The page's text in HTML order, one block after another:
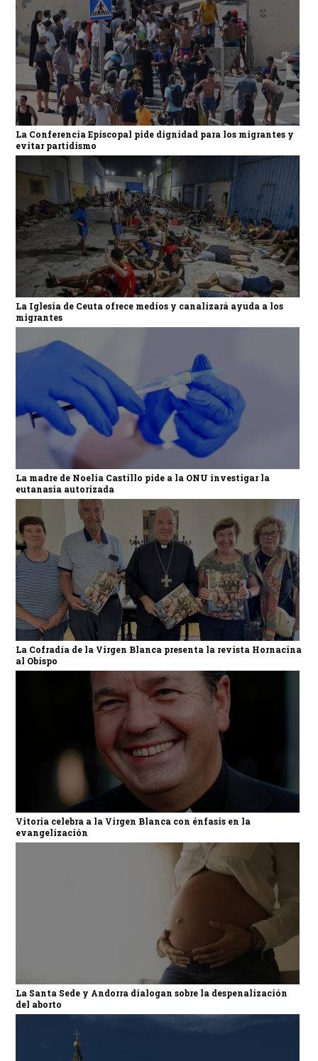
La Conferencia Episcopal pide dignidad para los migrantes y
evitar partidismo
La Iglesia de Ceuta ofrece medios y canalizará ayuda a los
migrantes
La madre de Noelia Castillo pide a la ONU investigar la
eutanasia autorizada
La Cofradía de la Virgen Blanca presenta la revista Hornacina
al Obispo
Vitoria celebra a la Virgen Blanca con énfasis en la
evangelización
La Santa Sede y Andorra dialogan sobre la despenalización
del aborto